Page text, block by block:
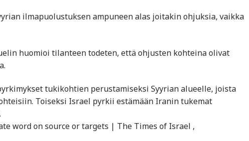
ilmapuolustuksen ampuneen alas joitakin ohjuksia, vaikka
huomioi tilanteen todeten, että ohjusten kohteina olivat
tukikohtien perustamiseksi Syyrian alueelle, joista
Toiseksi Israel pyrkii estämään Iranin tukemat
word on source or targets | The Times of Israel ,